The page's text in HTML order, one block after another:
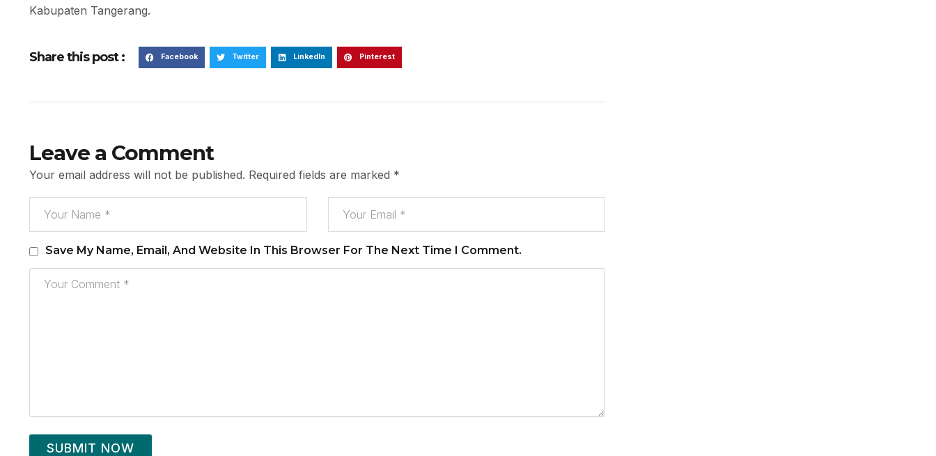
Kabupaten Tangerang.
Share this post : Facebook Twitter LinkedIn Pinterest
Leave a Comment
Your email address will not be published. Required fields are marked *
Save My Name, Email, And Website In This Browser For The Next Time I Comment.
SUBMIT NOW